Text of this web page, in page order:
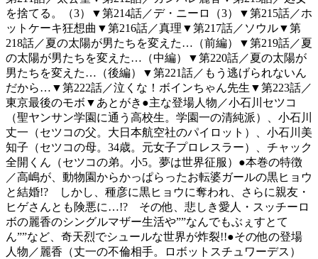
を捨てる。（3）▼第214話／デ・ニーロ（3）▼第215話／ホ
ットケーキ狂想曲▼第216話／真理▼第217話／ソウル▼第
218話／夏の太陽が男たちを変えた…（前編）▼第219話／夏
の太陽が男たちを変えた…（中編）▼第220話／夏の太陽が
男たちを変えた…（後編）▼第221話／もう逃げられないん
だから…▼第222話／泣くな！ボインちゃん先生▼第223話／
東京最後のモボ▼あとがき●主な登場人物／小石川セツコ
（聖ヤンサン学園に通う高校生。学園一の清純派）、小石川
丈一（セツコの父。大日本航空社のパイロット）、小石川美
知子（セツコの母。34歳。元女子プロレスラー）、チャック
全開くん（セツコの弟。小5。夢は世界征服）●本巻の特徴
／高嶋が、動物園からかっぱらったお転婆ガールの黒ヒョウ
と結婚!? しかし、種彦に黒ヒョウに奪われ、さらに親友・
ヒゲさんとも険悪に…!? その他、悲しき愛人・スッチーロ
ボの麗香のシングルマザー生活や””なんでもぶぇすとて
ん””など、奇天烈でシュールな世界が炸裂!!●その他の登場
人物／麗香（丈一の不倫相手。ロボットスチュワーデス）